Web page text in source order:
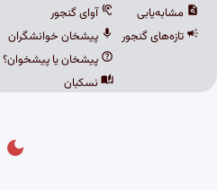
مشابه‌یابی
تازه‌های گنجور
آوای گنجور
پیشخان خوانشگران
پیشخان یا پیشخوان؟
نسکبان